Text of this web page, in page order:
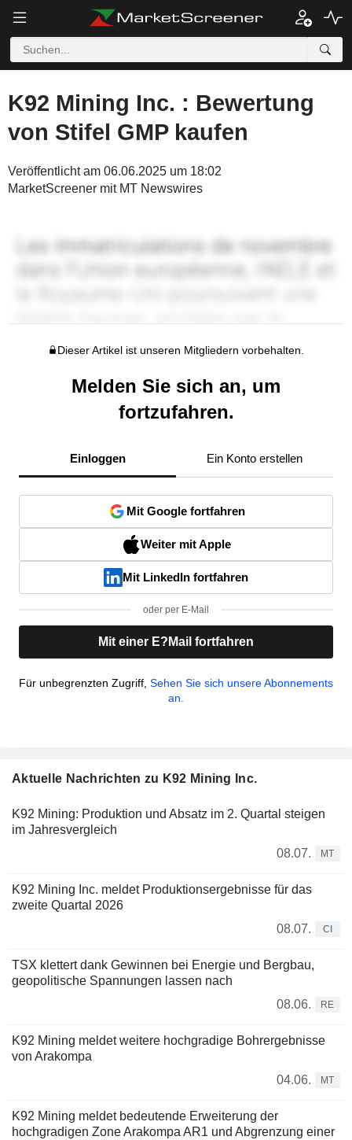
K92 Mining Inc. : Bewertung
von Stifel GMP kaufen
Veröffentlicht am 06.06.2025 um 18:02
MarketScreener mit MT Newswires
Dieser Artikel ist unseren Mitgliedern vorbehalten.
Melden Sie sich an, um
fortzufahren.
Einloggen Ein Konto erstellen
Mit Google fortfahren
Weiter mit Apple
Mit LinkedIn fortfahren
oder per E-Mail
Mit einer E?Mail fortfahren
Für unbegrenzten Zugriff, Sehen Sie sich unsere Abonnements
an.
Aktuelle Nachrichten zu K92 Mining Inc.
K92 Mining: Produktion und Absatz im 2. Quartal steigen
im Jahresvergleich
08.07.
MT
K92 Mining Inc. meldet Produktionsergebnisse für das
zweite Quartal 2026
08.07.
CI
TSX klettert dank Gewinnen bei Energie und Bergbau,
geopolitische Spannungen lassen nach
08.06.
RE
K92 Mining meldet weitere hochgradige Bohrergebnisse
von Arakompa
04.06.
MT
K92 Mining meldet bedeutende Erweiterung der
hochgradigen Zone Arakompa AR1 und Abgrenzung einer